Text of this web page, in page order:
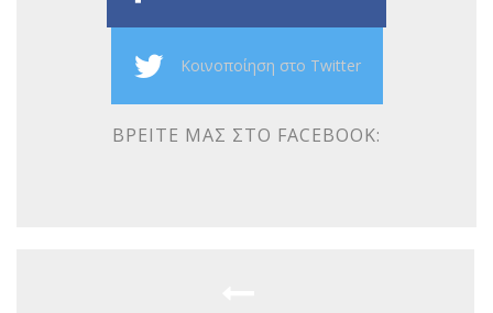
Κοινοποίηση στο Twitter
ΒΡΕΊΤΕ ΜΑΣ ΣΤΟ FACEBOOK: